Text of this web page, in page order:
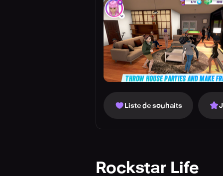
Liste de souhaits
Rockstar Life